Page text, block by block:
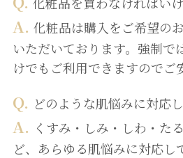
A. 化粧品は購入をご希望の
いただいております。強制で
けでもご利用できますのでご
Q. どのような肌悩みに対応
A. くすみ・しみ・しわ・た
ど、あらゆる肌悩みに対応し